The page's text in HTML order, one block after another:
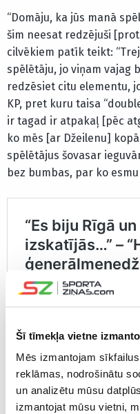
Šī tīmekļa vietne
Mēs izmantojam
reklāmas, nodrošinātu
un analizētu mūsu
izmantojat mūsu vietni,
“Domāju, ka jūs manā
šim neesat redzējuši
cilvēkiem patīk teikt:
spēlētāju, jo viņam vajag
redzēsiet citu elementu,
KP, pret kuru taisa
ir tagad ir atpakaļ [pēc
ko mēs [ar Džeilenu]
spēlētājus šovasar
bez bumbas, par ko